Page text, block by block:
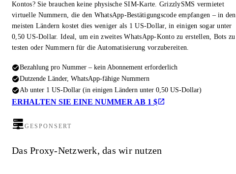
Kontos? Sie brauchen keine physische SIM-Karte. GrizzlySMS vermietet
virtuelle Nummern, die den WhatsApp-Bestätigungscode empfangen – in den
meisten Ländern kostet dies weniger als 1 US-Dollar, in einigen sogar unter
0,50 US-Dollar. Ideal, um ein zweites WhatsApp-Konto zu erstellen, Bots zu
testen oder Nummern für die Automatisierung vorzubereiten.
Bezahlung pro Nummer – kein Abonnement erforderlich
Dutzende Länder, WhatsApp-fähige Nummern
Ab unter 1 US-Dollar (in einigen Ländern unter 0,50 US-Dollar)
ERHALTEN SIE EINE NUMMER AB 1 $
GESPONSERT
Das Proxy-Netzwerk, das wir nutzen